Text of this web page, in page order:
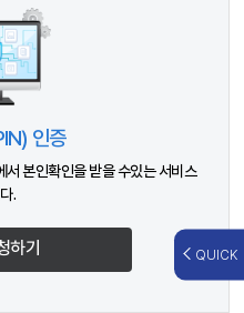
인증
본인확인을 받을 수있는 서비스
.
하기 QUICK